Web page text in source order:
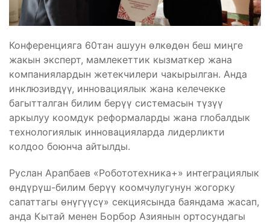
Конференцияга 60тан ашуун өлкөдөн беш миңге
жакын эксперт, мамлекеттик кызматкер жана
компаниялардын жетекчилери чакырылган. Анда
инклюзивдүү, инновациялык жана келечекке
багытталган билим берүү системасын түзүү
аркылуу коомдук реформаларды жана глобалдык
технологиялык инновацияларда лидерликти
колдоо боюнча айтылды.
Руслан Арапбаев «Робототехника+» интеграциялык
өндүрүш-билим берүү коомчулугунун жогорку
сапаттагы өнүгүүсү» секциясында баяндама жасап,
анда Кытай менен Борбор Азиянын ортосундагы